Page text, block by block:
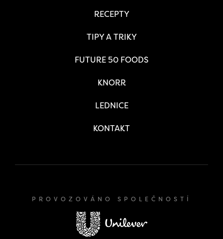
RECEPTY
TIPY A TRIKY
FUTURE 50 FOODS
KNORR
LEDNICE
KONTAKT
PROVOZOVÁNO SPOLEČNOSTÍ